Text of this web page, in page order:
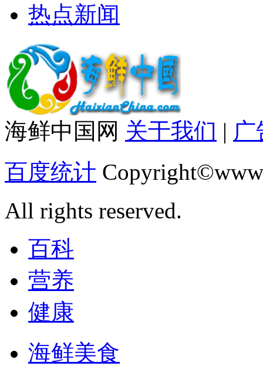
热点新闻
海鲜中国网 关于我们 | 广
百度统计
All rights reserved.
百科
营养
健康
海鲜美食